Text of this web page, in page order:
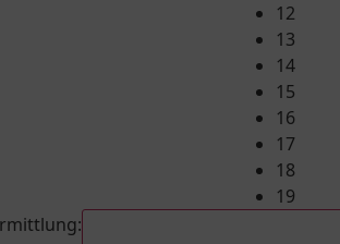
12
13
14
15
16
17
18
19
: